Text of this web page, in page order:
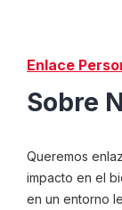
Enlace
Sobre
Queremos
impacto en el
en un entorno